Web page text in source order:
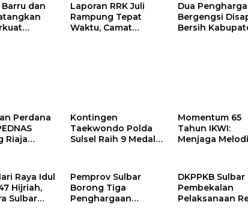
dan
Laporan RRK Juli
Rampung Tepat
Waktu, Camat
Dua
Bergengsi
Bersih
Perdana
Riaja
Kontingen
Taekwondo Polda
Sulsel Raih 9 Medali
2026
Momentum 65
Tahun IKWI:
Menjaga Melodi
Solidaritas
Pers
Raya Idul
Hijriah,
Sulbar
Pemprov Sulbar
Borong Tiga
Penghargaan
DKPPKB
Pembekalan
Pelaksanaan